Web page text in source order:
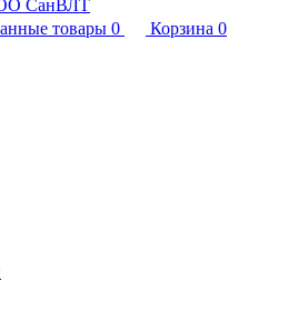
товары 0 Корзина 0